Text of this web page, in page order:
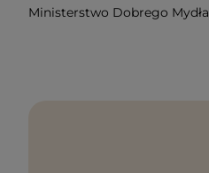
Ministerstwo Dobrego Mydła